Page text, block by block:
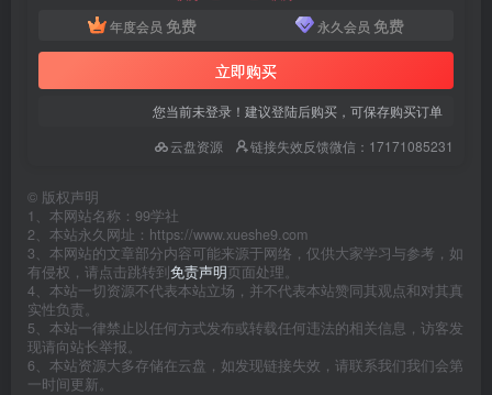
年度会员 免费 永久会员 免费
立即购买
您当前未登录！建议登陆后购买，可保存购买订单
云盘资源
链接失效反馈微信：17171085231
© 版权声明
1、本网站名称：99学社
2、本站永久网址：https://www.xueshe9.com
3、本网站的文章部分内容可能来源于网络，仅供大家学习与参考，如
有侵权，请点击跳转到免责声明页面处理。
4、本站一切资源不代表本站立场，并不代表本站赞同其观点和对其真
实性负责。
5、本站一律禁止以任何方式发布或转载任何违法的相关信息，访客发
现请向站长举报。
6、本站资源大多存储在云盘，如发现链接失效，请联系我们我们会第
一时间更新。